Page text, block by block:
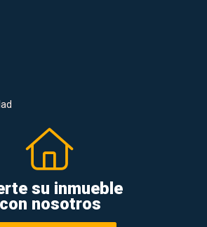
su inmueble
con nosotros